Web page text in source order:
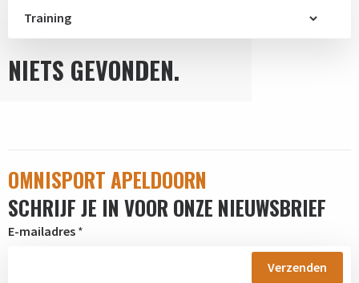
Training
NIETS GEVONDEN.
OMNISPORT APELDOORN
SCHRIJF JE IN VOOR ONZE NIEUWSBRIEF
E-mailadres *